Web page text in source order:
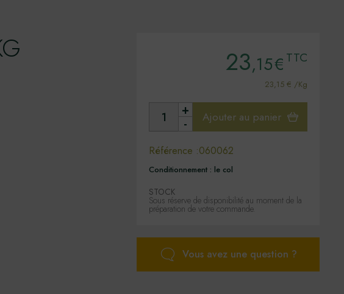
23,15€ TTC
23,15 € /Kg
-
+ Ajouter au panier
Référence :060062
Conditionnement : le col
STOCK
Sous réserve de disponibilité au moment de la
préparation de votre commande.
Vous avez une question ?